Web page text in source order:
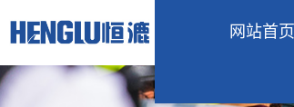
网站首页